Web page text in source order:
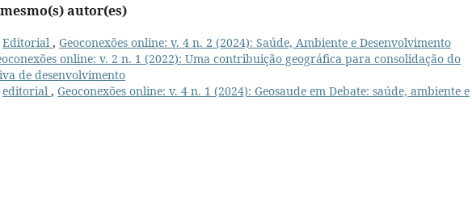
autor(es)
Editorial , Geoconexões online: v. 4 n. 2 (2024): Saúde, Ambiente e Desenvolvimento
online: v. 2 n. 1 (2022): Uma contribuição geográfica para consolidação do
de desenvolvimento
editorial , Geoconexões online: v. 4 n. 1 (2024): Geosaude em Debate: saúde, ambiente e